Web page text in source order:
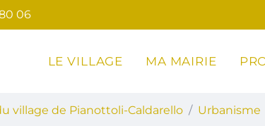
06
du village de Pianottoli-Caldarello
LE VILLAGE MA MAIRIE
village de Pianottoli-Caldarello Urbanisme